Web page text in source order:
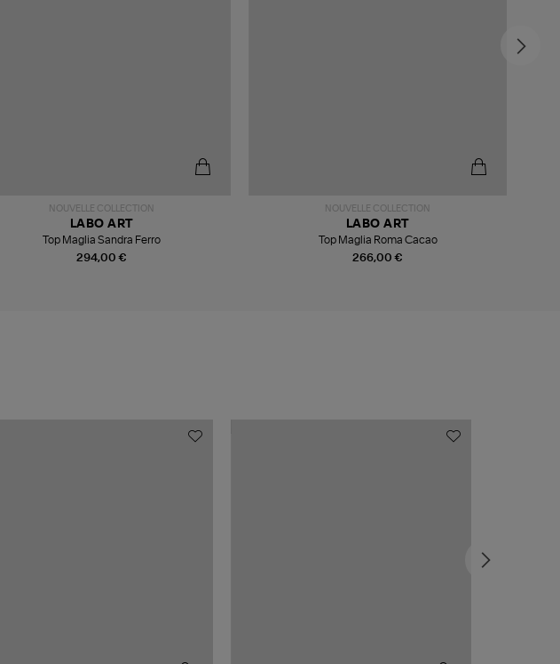
NOUVELLE COLLECTION
294,00 €
LABO ART
Top Maglia Sandra Ferro
NOUVELLE COLLECTION
266,00 €
LABO ART
Top Maglia Roma Cacao